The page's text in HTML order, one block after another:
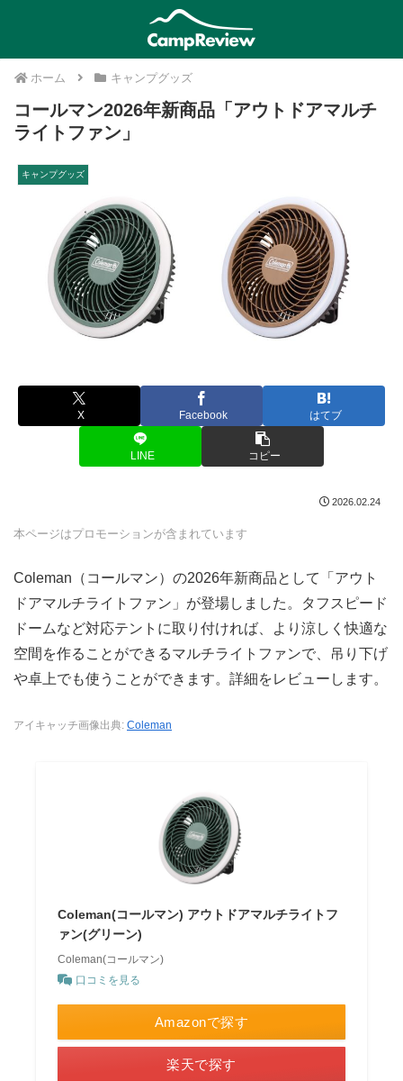
ホーム キャンプグッズ
コールマン2026年新商品「アウトドアマルチ
ライトファン」
キャンプグッズ
X Facebook はてブ
LINE コピー
2026.02.24
本ページはプロモーションが含まれています
Coleman（コールマン）の2026年新商品として「アウト
ドアマルチライトファン」が登場しました。タフスピード
ドームなど対応テントに取り付ければ、より涼しく快適な
空間を作ることができるマルチライトファンで、吊り下げ
や卓上でも使うことができます。詳細をレビューします。
アイキャッチ画像出典: Coleman
Coleman(コールマン) アウトドアマルチライトフ
ァン(グリーン)
Coleman(コールマン)
口コミを見る
Amazonで探す
楽天で探す